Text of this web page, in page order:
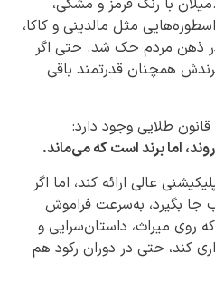
.میلان با رنگ قرمز و مشکی،
مثل مالدینی و کاکا،
ذهن مردم حک شد. حتی اگر
همچنان قدرتمند باقی
طلایی وجود دارد:
اما برند است که می‌ماند.
عالی ارائه کند، اما اگر
جا بگیرد، به‌سرعت فراموش
روی میراث، داستان‌سرایی و
کند، حتی در دوران رکود هم